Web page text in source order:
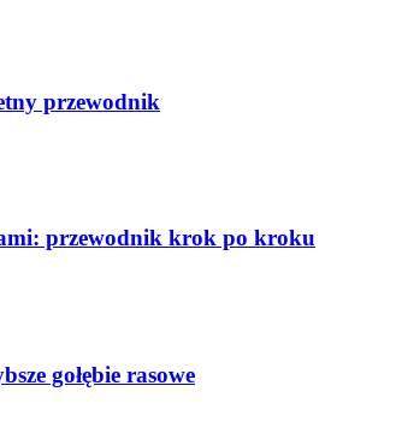
przewodnik
przewodnik krok po kroku
gołębie rasowe